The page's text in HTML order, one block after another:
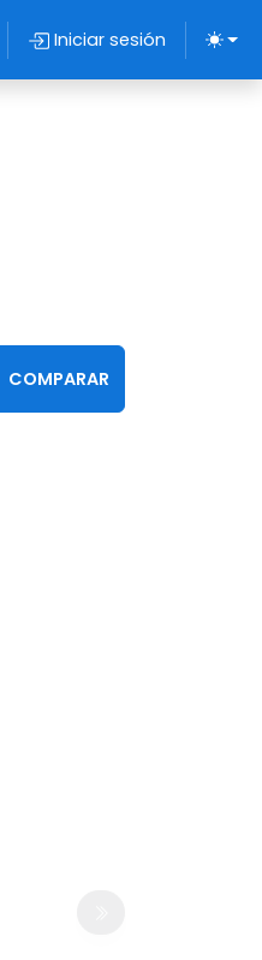
Iniciar sesión
COMPARAR